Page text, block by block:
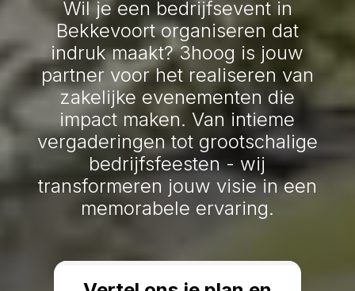
Wil je een bedrijfsevent in
Bekkevoort organiseren dat
indruk maakt? 3hoog is jouw
partner voor het realiseren van
zakelijke evenementen die
impact maken. Van intieme
vergaderingen tot grootschalige
bedrijfsfeesten - wij
transformeren jouw visie in een
memorabele ervaring.